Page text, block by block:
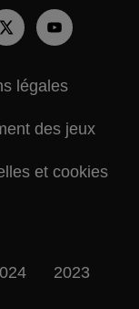
légales
des jeux
et cookies
2023